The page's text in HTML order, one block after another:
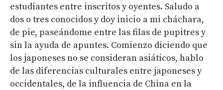
estudiantes entre inscritos y oyentes. Saludo a
dos o tres conocidos y doy inicio a mi cháchara,
de pie, paseándome entre las filas de pupitres y
sin la ayuda de apuntes. Comienzo diciendo que
los japoneses no se consideran asiáticos, hablo
de las diferencias culturales entre japoneses y
occidentales, de la influencia de China en la